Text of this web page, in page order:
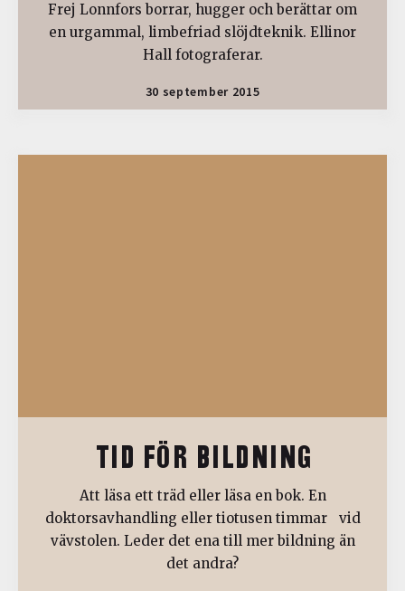
Frej Lonnfors borrar, hugger och berättar om
en urgammal, limbefriad slöjdteknik. Ellinor
Hall fotograferar.
30 september 2015
TID FÖR BILDNING
Att läsa ett träd eller läsa en bok. En
doktorsavhandling eller tiotusen timmar vid
vävstolen. Leder det ena till mer bildning än
det andra?